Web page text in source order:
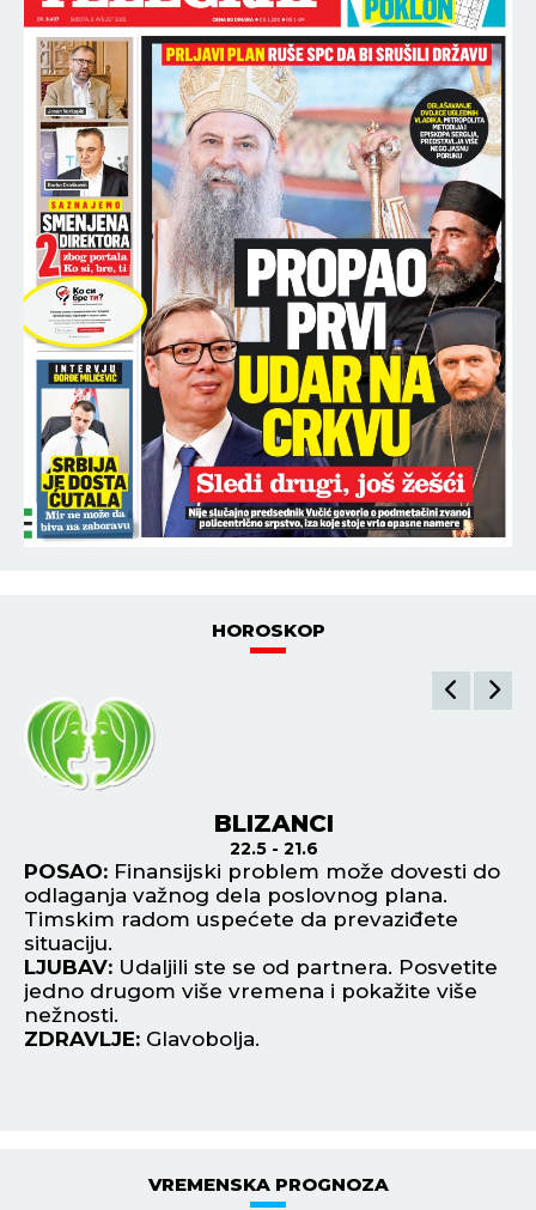
HOROSKOP
BLIZANCI
22.5 - 21.6
POSAO: Finansijski problem može dovesti do
odlaganja važnog dela poslovnog plana.
Timskim radom uspećete da prevaziđete
situaciju.
LJUBAV: Udaljili ste se od partnera. Posvetite
jedno drugom više vremena i pokažite više
nežnosti.
ZDRAVLJE: Glavobolja.
VREMENSKA PROGNOZA